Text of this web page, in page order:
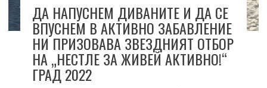
ДА НАПУСНЕМ ДИВАНИТЕ И ДА СЕ
ВПУСНЕМ В АКТИВНО ЗАБАВЛЕНИЕ
НИ ПРИЗОВАВА ЗВЕЗДНИЯТ ОТБОР
НА „НЕСТЛЕ ЗА ЖИВЕЙ АКТИВНО!“
ГРАД 2022